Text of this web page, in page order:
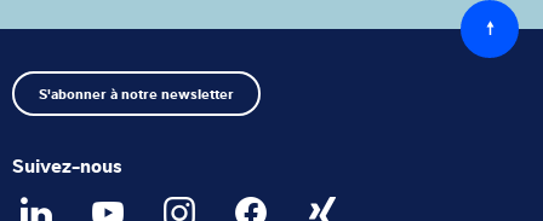
Retour
au
début
S'abonner à notre newsletter
Suivez-nous